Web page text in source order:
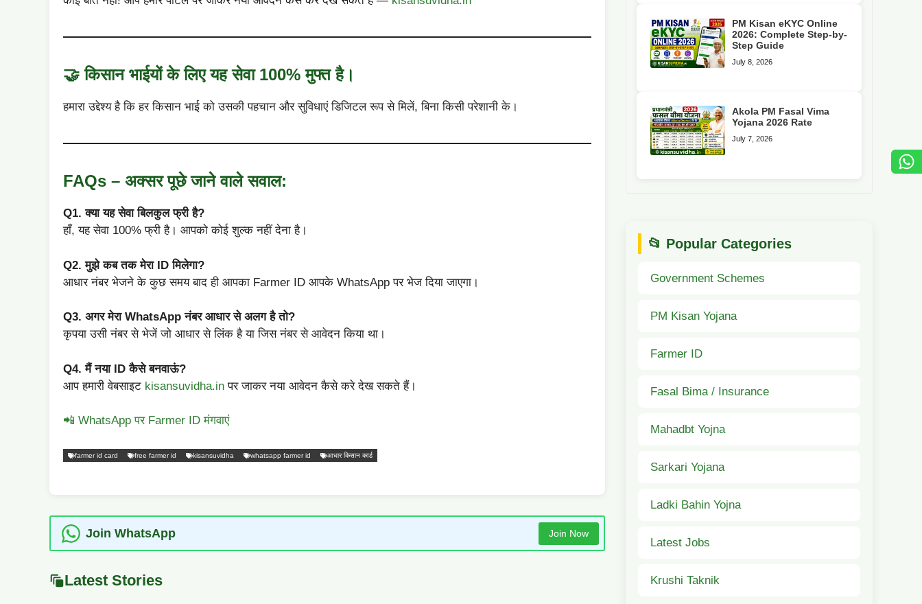
🤝 किसान भाईयों के लिए यह सेवा 100% मुफ्त है।
हमारा उद्देश्य है कि हर किसान भाई को उसकी पहचान और सुविधाएं डिजिटल रूप से मिलें, बिना किसी परेशानी के।
FAQs – अक्सर पूछे जाने वाले सवाल:
Q1. क्या यह सेवा बिलकुल फ्री है?
हाँ, यह सेवा 100% फ्री है। आपको कोई शुल्क नहीं देना है।
Q2. मुझे कब तक मेरा ID मिलेगा?
आधार नंबर भेजने के कुछ समय बाद ही आपका Farmer ID आपके WhatsApp पर भेज दिया जाएगा।
Q3. अगर मेरा WhatsApp नंबर आधार से अलग है तो?
कृपया उसी नंबर से भेजें जो आधार से लिंक है या जिस नंबर से आवेदन किया था।
Q4. मैं नया ID कैसे बनवाऊं?
आप हमारी वेबसाइट kisansuvidha.in पर जाकर नया आवेदन कैसे करे देख सकते हैं।
📲 WhatsApp पर Farmer ID मंगवाएं
farmer id card free farmer id kisansuvidha whatsapp farmer id आधार किसान कार्ड
Join WhatsApp Join Now
Latest Stories
PM Kisan eKYC Online
2026: Complete Step-by-
Step Guide
July 8, 2026
Akola PM Fasal Vima
Yojana 2026 Rate
July 7, 2026
📂 Popular Categories
Government Schemes
PM Kisan Yojana
Farmer ID
Fasal Bima / Insurance
Mahadbt Yojna
Sarkari Yojana
Ladki Bahin Yojna
Latest Jobs
Krushi Taknik